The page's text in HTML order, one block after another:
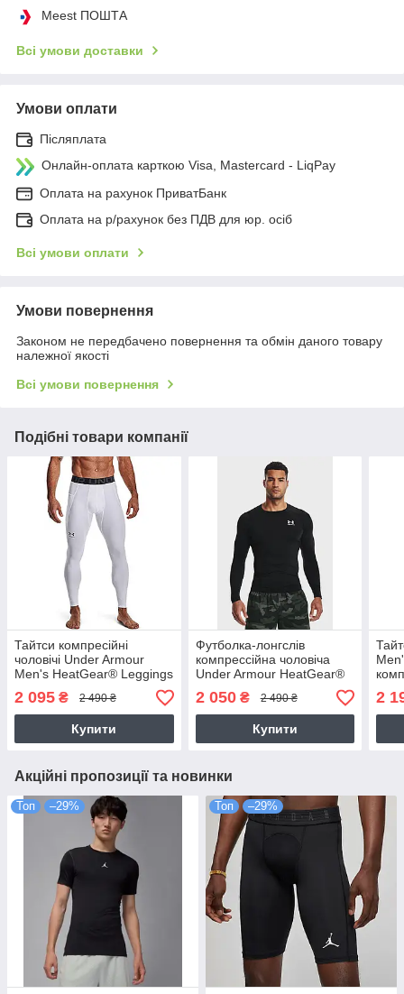
Meest ПОШТА
Всі умови доставки
Умови оплати
Післяплата
Онлайн-оплата карткою Visa, Mastercard - LiqPay
Оплата на рахунок ПриватБанк
Оплата на р/рахунок без ПДВ для юр. осіб
Всі умови оплати
Умови повернення
Законом не передбачено повернення та обмін даного товару
належної якості
Всі умови повернення
Подібні товари компанії
Тайтси компресійні
чоловічі Under Armour
Men's HeatGear® Leggings
(1361586-100)
2 095 ₴ 2 490 ₴
Купити
Футболка-лонгслів
компрессійна чоловіча
Under Armour HeatGear®
Men's Long Sleeve
(1361524-001)
2 050₴ 2 490 ₴
Купити
2
Акційні пропозиції та новинки
Топ –29% Топ –29%